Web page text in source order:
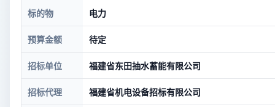
标的物 电力
预算金额 待定
招标单位 福建省东田抽水蓄能有限公司
招标代理 福建省机电设备招标有限公司